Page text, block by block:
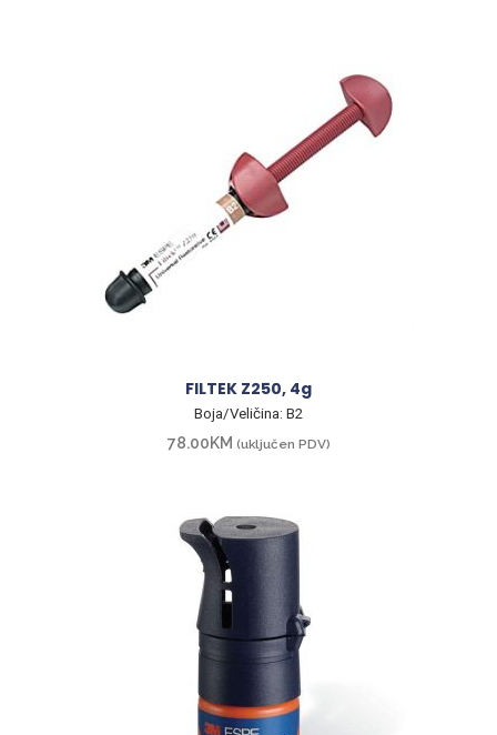
FILTEK Z250, 4g
Boja/Veličina: B2
78.00KM (uključen PDV)